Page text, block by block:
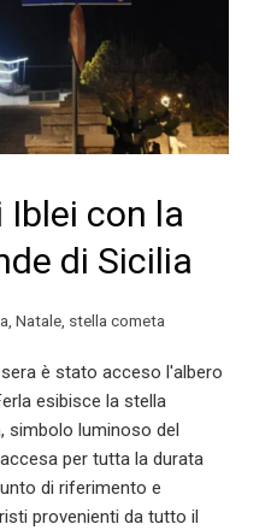
Iblei con la
di Sicilia
Natale stella cometa
è stato acceso l'albero
esibisce la stella
simbolo luminoso del
per tutta la durata
di riferimento e
provenienti da tutto il